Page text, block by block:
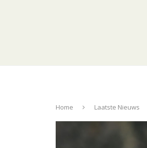
Home Laatste Nieuws